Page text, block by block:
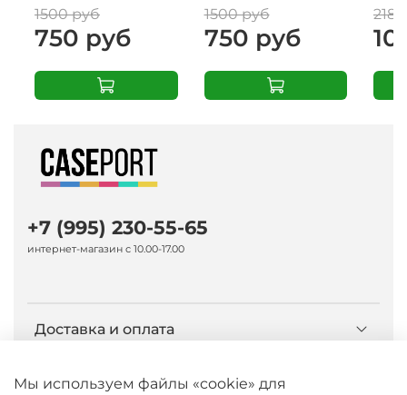
1500 руб
750 руб
1500 руб
750 руб
Доставка и оплата
О компании Caseport
+7 (995) 230-55-65
интернет-магазин с 10.00-17.00
Мы используем файлы «cookie» для